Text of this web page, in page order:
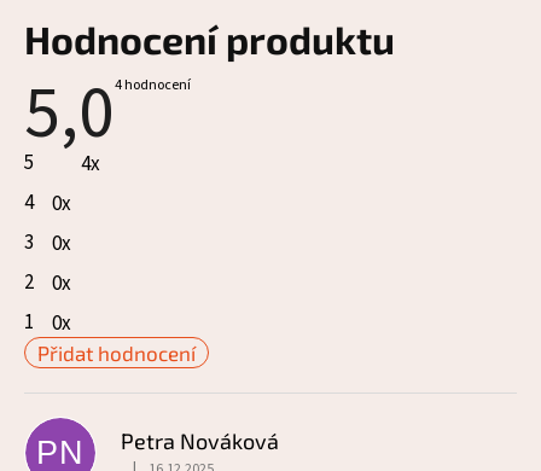
Hodnocení produktu
5,0Průměrné
4 hodnocení
5
4x
4
0x
3
0x
2
0x
1
0x
Přidat hodnocení
V
ýPN Petra Nováková